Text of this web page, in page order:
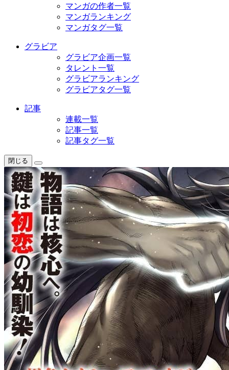
マンガの作者一覧
マンガランキング
マンガタグ一覧
グラビア
グラビア企画一覧
タレント一覧
グラビアランキング
グラビアタグ一覧
記事
連載一覧
記事一覧
記事タグ一覧
閉じる